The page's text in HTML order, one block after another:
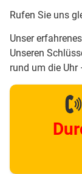
Rufen Sie uns
Unser
Unseren
rund um die Uhr